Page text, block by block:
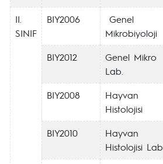
II.
SINIF
BIY2006
Genel
Mikrobiyoloji
BIY2012
Genel Mikro
Lab.
BIY2008
Hayvan
Histolojisi
BIY2010
Hayvan
Histolojisi Lab.